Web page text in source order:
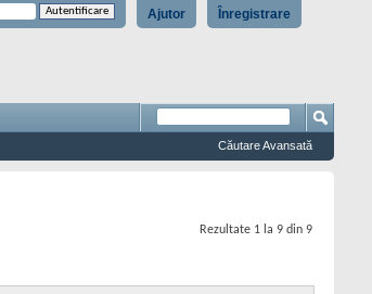
Înregistrare
Ajutor
Căutare Avansată
Rezultate 1 la 9 din 9